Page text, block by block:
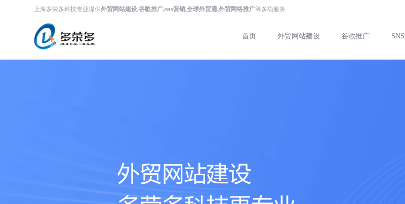
上海多荣多科技专业提供外贸网站建设,谷歌推广,sns营销,全球外贸通,外贸网络推广等多项服务.
首页 外贸网站建设 谷歌推广